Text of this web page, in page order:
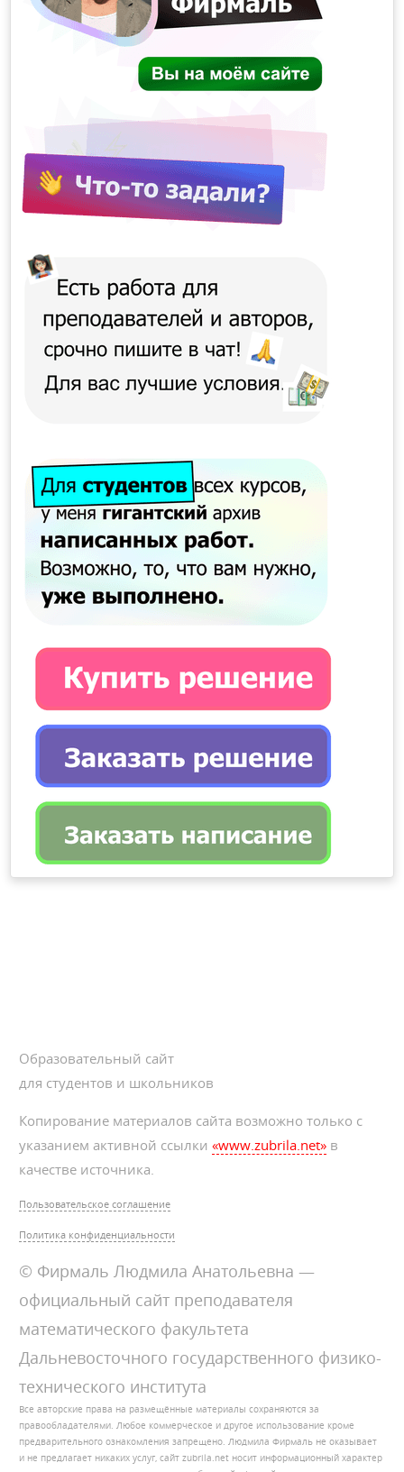
Образовательный сайт
для студентов и школьников
Копирование материалов сайта возможно только с
указанием активной ссылки«www.zubrila.net» в
качестве источника.
Пользовательское соглашение
Политика конфиденциальности
© Фирмаль Людмила Анатольевна —
официальный сайт преподавателя
математического факультета
Дальневосточного государственного физико-
технического института
Все авторские права на размещённые материалы сохраняются за
правообладателями. Любое коммерческое и другое использование кроме
предварительного ознакомления запрещено. Людмила Фирмаль не оказывает
и не предлагает никаких услуг, сайт zubrila.net носит информационный характер